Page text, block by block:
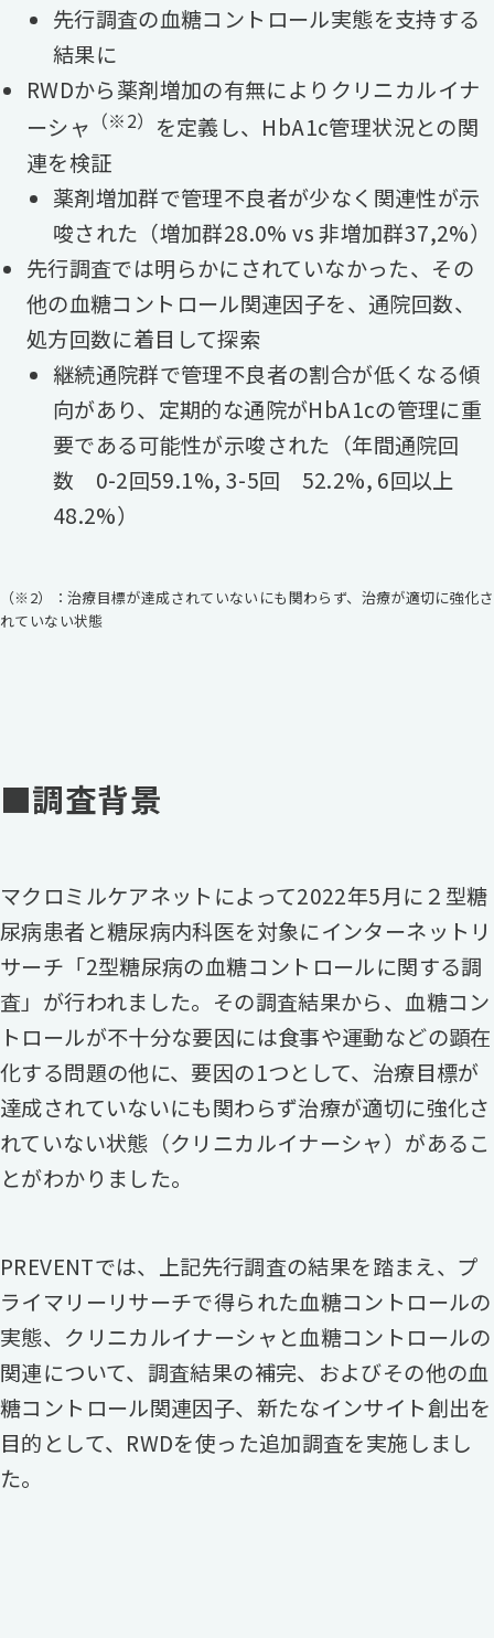
先行調査の血糖コントロール実態を支持する
結果に
RWDから薬剤増加の有無によりクリニカルイナ
ーシャ （※2）
を定義し、HbA1c管理状況との関
連を検証
薬剤増加群で管理不良者が少なく関連性が示
唆された（増加群28.0% vs 非増加群37,2%）
先行調査では明らかにされていなかった、その
他の血糖コントロール関連因子を、通院回数、
処方回数に着目して探索
継続通院群で管理不良者の割合が低くなる傾
向があり、定期的な通院がHbA1cの管理に重
要である可能性が示唆された（年間通院回
数 0-2回59.1%, 3-5回 52.2%, 6回以上
48.2%）
（※2）：治療目標が達成されていないにも関わらず、治療が適切に強化さ
れていない状態
■調査背景
マクロミルケアネットによって2022年5月に２型糖
尿病患者と糖尿病内科医を対象にインターネットリ
サーチ「2型糖尿病の血糖コントロールに関する調
査」が行われました。その調査結果から、血糖コン
トロールが不十分な要因には食事や運動などの顕在
化する問題の他に、要因の1つとして、治療目標が
達成されていないにも関わらず治療が適切に強化さ
れていない状態（クリニカルイナーシャ）があるこ
とがわかりました。
PREVENTでは、上記先行調査の結果を踏まえ、プ
ライマリーリサーチで得られた血糖コントロールの
実態、クリニカルイナーシャと血糖コントロールの
関連について、調査結果の補完、およびその他の血
糖コントロール関連因子、新たなインサイト創出を
目的として、RWDを使った追加調査を実施しまし
た。